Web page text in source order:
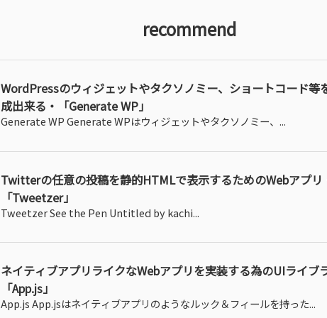
recommend
WordPressのウィジェットやタクソノミー、ショートコード等
成出来る・「Generate WP」
Generate WP Generate WPはウィジェットやタクソノミー、...
Twitterの任意の投稿を静的HTMLで表示するためのWebアプリ
「Tweetzer」
Tweetzer See the Pen Untitled by kachi...
ネイティブアプリライクなWebアプリを実装する為のUIライブ
「App.js」
App.js App.jsはネイティブアプリのようなルック＆フィールを持った...